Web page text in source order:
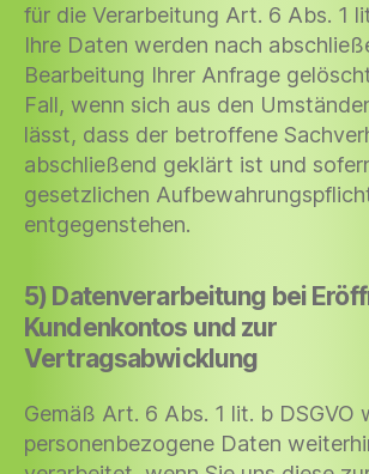
für die Verarbeitung Art. 6 Abs. 1
Ihre Daten werden nach
Bearbeitung Ihrer Anfrage
Fall, wenn sich aus den
lässt, dass der betroffene
abschließend geklärt ist und
gesetzlichen
entgegenstehen.
5) Datenverarbeitung bei
Kundenkontos und zur
Vertragsabwicklung
Gemäß Art. 6 Abs. 1 lit. b DSGVO
personenbezogene Daten